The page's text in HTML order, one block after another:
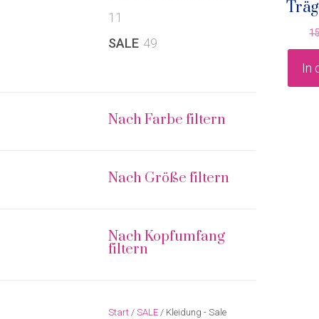
In
11
Produkte
SALE 49
Nach Farbe filtern
Nach Größe filtern
Nach Kopfumfang
filtern
Start / SALE / Kleidung - Sale